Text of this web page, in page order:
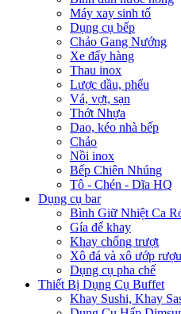
Máy xay sinh tố
Dụng cụ bếp
Chảo Gang Nướng
Xe đẩy hàng
Thau inox
Lược dầu, phểu
Vá, vợt, sạn
Thớt Nhựa
Dao, kéo nhà bếp
Chảo
Nồi inox
Bếp Chiên Nhúng
Tô - Chén - Dĩa HQ
Dụng cụ bar
Bình Giữ Nhiệt Ca
Gía để khay
Khay chống trượt
Xô đá và xô ướp rượu
Dụng cụ pha chế
Thiết Bị Dụng Cụ Buffet
Khay Sushi, Khay